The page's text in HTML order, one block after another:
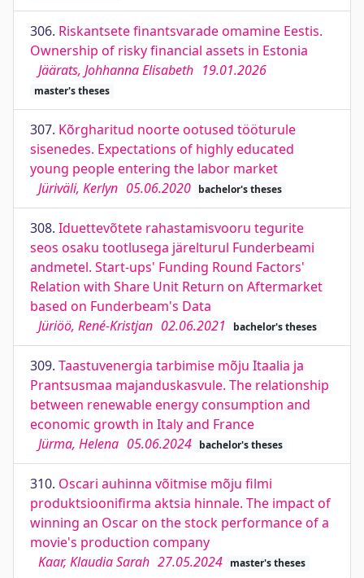
306. Riskantsete finantsvarade omamine Eestis.
Ownership of risky financial assets in Estonia
Jäärats, Johhanna Elisabeth 19.01.2026
master's theses
307. Kõrgharitud noorte ootused tööturule
sisenedes. Expectations of highly educated
young people entering the labor market
Jüriväli, Kerlyn 05.06.2020 bachelor's theses
308. Iduettevõtete rahastamisvooru tegurite
seos osaku tootlusega järelturul Funderbeami
andmetel. Start-ups' Funding Round Factors'
Relation with Share Unit Return on Aftermarket
based on Funderbeam's Data
Jüriöö, René-Kristjan 02.06.2021 bachelor's theses
309. Taastuvenergia tarbimise mõju Itaalia ja
Prantsusmaa majanduskasvule. The relationship
between renewable energy consumption and
economic growth in Italy and France
Jürma, Helena 05.06.2024 bachelor's theses
310. Oscari auhinna võitmise mõju filmi
produktsioonifirma aktsia hinnale. The impact of
winning an Oscar on the stock performance of a
movie's production company
Kaar, Klaudia Sarah 27.05.2024 master's theses